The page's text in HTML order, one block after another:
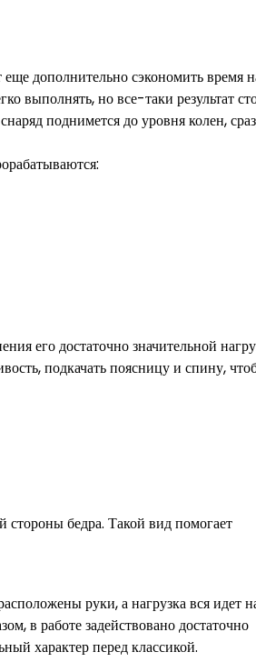
дополнительно сэкономить время
выполнять, но все-таки результат
поднимется до уровня колен,
его достаточно значительной
подкачать поясницу и спину,
стороны бедра. Такой вид помогает
руки, а нагрузка вся идет
в работе задействовано достаточно
характер перед классикой.